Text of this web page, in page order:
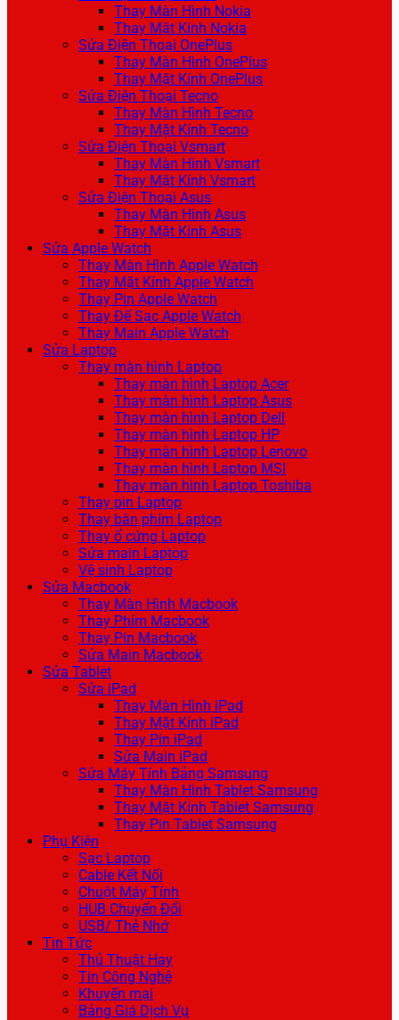
Thay Màn Hình Nokia
Thay Mặt Kính Nokia
Sửa Điện Thoại OnePlus
Thay Màn Hình OnePlus
Thay Mặt Kính OnePlus
Sửa Điện Thoại Tecno
Thay Màn Hình Tecno
Thay Mặt Kính Tecno
Sửa Điện Thoại Vsmart
Thay Màn Hình Vsmart
Thay Mặt Kính Vsmart
Sửa Điện Thoại Asus
Thay Màn Hình Asus
Thay Mặt Kính Asus
Sửa Apple Watch
Thay Màn Hình Apple Watch
Thay Mặt Kính Apple Watch
Thay Pin Apple Watch
Thay Đế Sạc Apple Watch
Thay Main Apple Watch
Sửa Laptop
Thay màn hình Laptop
Thay màn hình Laptop Acer
Thay màn hình Laptop Asus
Thay màn hình Laptop Dell
Thay màn hình Laptop HP
Thay màn hình Laptop Lenovo
Thay màn hình Laptop MSI
Thay màn hình Laptop Toshiba
Thay pin Laptop
Thay bàn phím Laptop
Thay ổ cứng Laptop
Sửa main Laptop
Vệ sinh Laptop
Sửa Macbook
Thay Màn Hình Macbook
Thay Phím Macbook
Thay Pin Macbook
Sửa Main Macbook
Sửa Tablet
Sửa iPad
Thay Màn Hình iPad
Thay Mặt Kính iPad
Thay Pin iPad
Sửa Main iPad
Sửa Máy Tính Bảng Samsung
Thay Màn Hình Tablet Samsung
Thay Mặt Kính Tablet Samsung
Thay Pin Tablet Samsung
Phụ Kiện
Sạc Laptop
Cable Kết Nối
Chuột Máy Tính
HUB Chuyển Đổi
USB/ Thẻ Nhớ
Tin Tức
Thủ Thuật Hay
Tin Công Nghệ
Khuyến mại
Bảng Giá Dịch Vụ